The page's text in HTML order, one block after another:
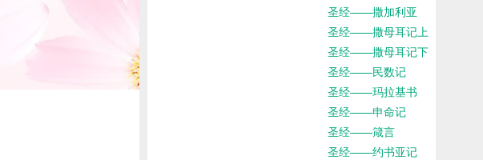
圣经——撒加利亚
圣经——撒母耳记上
圣经——撒母耳记下
圣经——民数记
圣经——玛拉基书
圣经——申命记
圣经——箴言
圣经——约书亚记